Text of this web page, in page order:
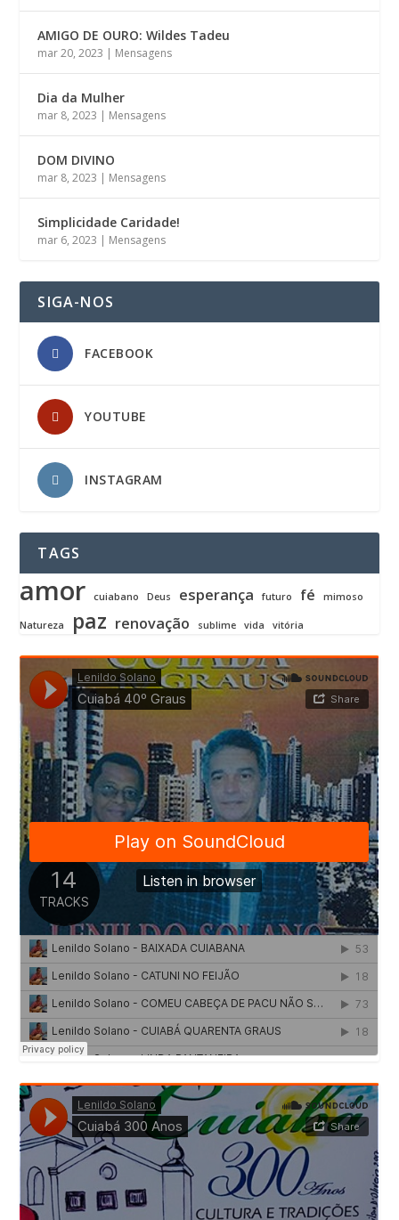
AMIGO DE OURO: Wildes Tadeu
mar 20, 2023 | Mensagens
Dia da Mulher
mar 8, 2023 | Mensagens
DOM DIVINO
mar 8, 2023 | Mensagens
Simplicidade Caridade!
mar 6, 2023 | Mensagens
SIGA-NOS
FACEBOOK
YOUTUBE
INSTAGRAM
TAGS
amor cuiabano Deus esperança futuro fé mimoso
Natureza paz renovação sublime vida vitória